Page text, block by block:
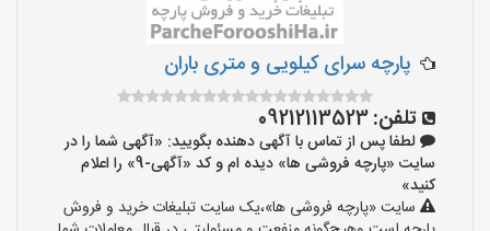
پارچه سرای کیلویی و متری باران
تلفن:09212113523
لطفا پس از تماس با آگهی دهنده بگویید: «آگهی شما را در
سایت «پارچه فروشی ها» دیده ام و کد «آگهی-9» را اعلام
کنید»
سایت «پارچه فروشی ها»،یک سایت تبلیغات خرید و فروش